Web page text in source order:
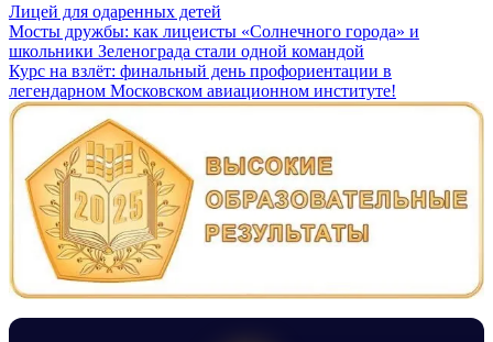
Лицей для одаренных детей
Навигация
по
записям
Мосты дружбы: как лицеисты «Солнечного города» и
школьники Зеленограда стали одной командой
Курс на взлёт: финальный день профориентации в
легендарном Московском авиационном институте!